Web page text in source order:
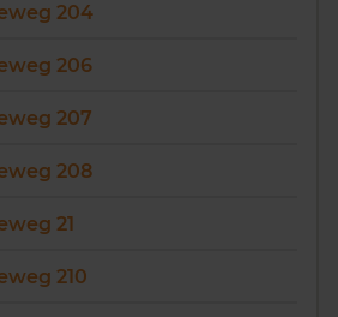
204
206
207
208
21
210